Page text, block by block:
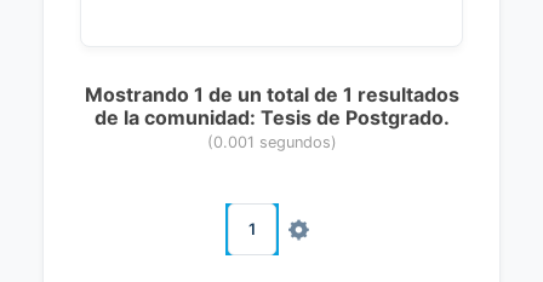
Mostrando 1 de un total de 1 resultados
de la comunidad: Tesis de Postgrado.
(0.001 segundos)
1